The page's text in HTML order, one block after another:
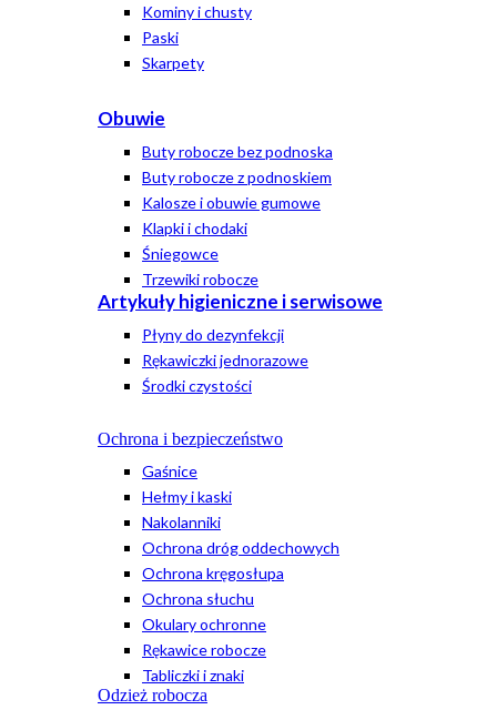
Kominy i chusty
Paski
Skarpety
Obuwie
Buty robocze bez podnoska
Buty robocze z podnoskiem
Kalosze i obuwie gumowe
Klapki i chodaki
Śniegowce
Trzewiki robocze
Artykuły higieniczne i serwisowe
Płyny do dezynfekcji
Rękawiczki jednorazowe
Środki czystości
Ochrona i bezpieczeństwo
Gaśnice
Hełmy i kaski
Nakolanniki
Ochrona dróg oddechowych
Ochrona kręgosłupa
Ochrona słuchu
Okulary ochronne
Rękawice robocze
Tabliczki i znaki
Odzież robocza